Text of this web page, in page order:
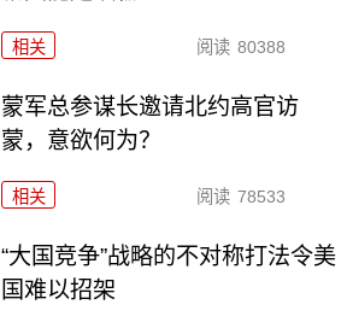
相关 阅读 80388
​蒙军总参谋长邀请北约高官访
蒙，意欲何为？
相关 阅读 78533
“大国竞争”战略的不对称打法令美
国难以招架